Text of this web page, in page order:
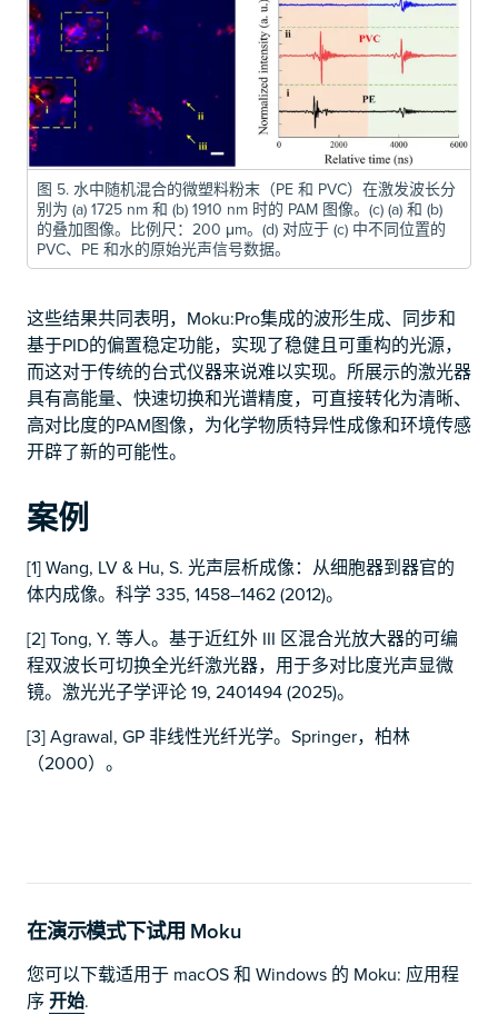
图 5. 水中随机混合的微塑料粉末（PE 和 PVC）在激发波长分
别为 (a) 1725 nm 和 (b) 1910 nm 时的 PAM 图像。(c) (a) 和 (b)
的叠加图像。比例尺：200 μm。(d) 对应于 (c) 中不同位置的
PVC、PE 和水的原始光声信号数据。
这些结果共同表明，Moku:Pro集成的波形生成、同步和
基于PID的偏置稳定功能，实现了稳健且可重构的光源，
而这对于传统的台式仪器来说难以实现。所展示的激光器
具有高能量、快速切换和光谱精度，可直接转化为清晰、
高对比度的PAM图像，为化学物质特异性成像和环境传感
开辟了新的可能性。
案例
[1] Wang, LV & Hu, S. 光声层析成像：从细胞器到器官的
体内成像。科学 335, 1458–1462 (2012)。
[2] Tong, Y. 等人。基于近红外 III 区混合光放大器的可编
程双波长可切换全光纤激光器，用于多对比度光声显微
镜。激光光子学评论 19, 2401494 (2025)。
[3] Agrawal, GP 非线性光纤光学。Springer，柏林
（2000）。
在演示模式下试用 Moku
您可以下载适用于 macOS 和 Windows 的 Moku: 应用程
序开始.